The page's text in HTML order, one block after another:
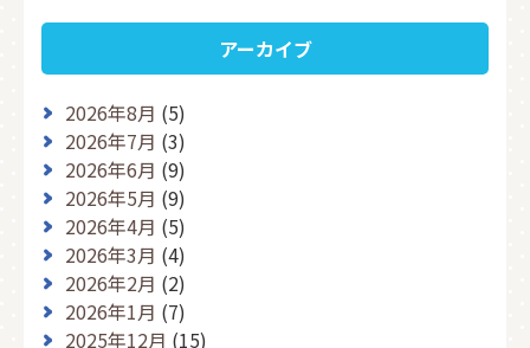
アーカイブ
2026年8月 (5)
2026年7月 (3)
2026年6月 (9)
2026年5月 (9)
2026年4月 (5)
2026年3月 (4)
2026年2月 (2)
2026年1月 (7)
2025年12月 (15)